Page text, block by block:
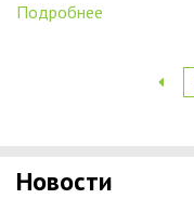
Подробнее
Новости